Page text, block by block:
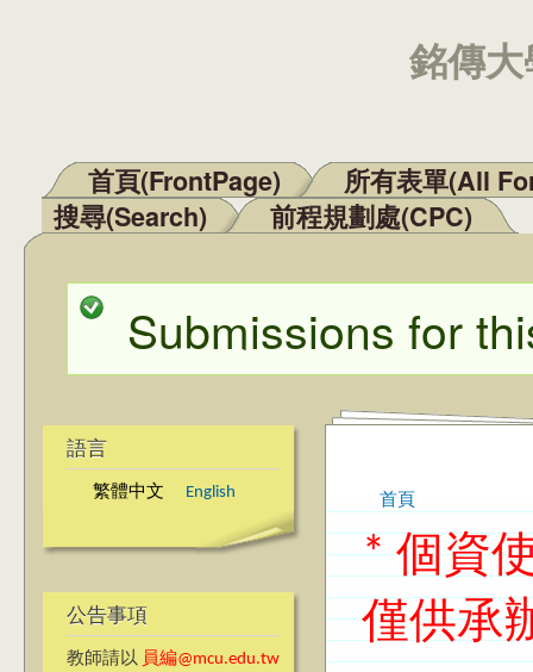
銘傳
主選單
首頁(FrontPage)
所有表單(All
搜尋(Search)
前程規劃處(CPC)
狀態訊息
Submissions for
語言
繁體中文 English
公告事項
教師請以 員編@mcu.edu.tw
您在這裡
首頁
* 個資
僅供承